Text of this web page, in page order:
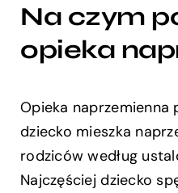
Na czym
opieka
Opieka naprzemienna
dziecko mieszka
rodziców według
Najczęściej dziecko